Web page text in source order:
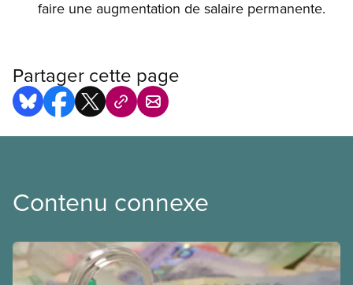
faire une augmentation de salaire permanente.
Partager cette page
Contenu connexe